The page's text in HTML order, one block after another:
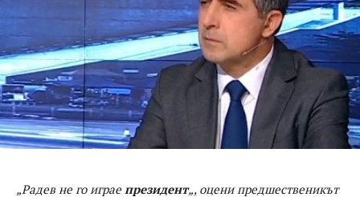
„Радев не го играепрезидент„, оцени предшественикът